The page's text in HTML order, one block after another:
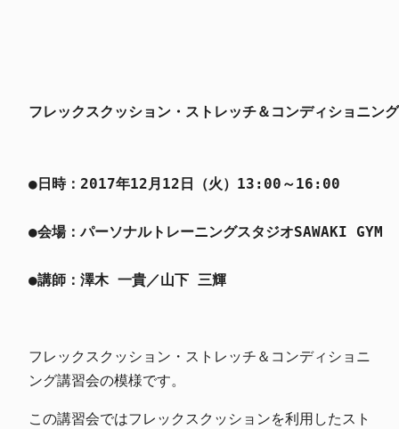
フレックスクッション・ストレッチ＆コンディショニン
●日時：2017年12月12日（火）13:00～16:00
●会場：パーソナルトレーニングスタジオSAWAKI GYM
●講師：澤木 一貴／山下 三輝
フレックスクッション・ストレッチ＆コンディショニ
ング講習会の模様です。
この講習会ではフレックスクッションを利用したスト